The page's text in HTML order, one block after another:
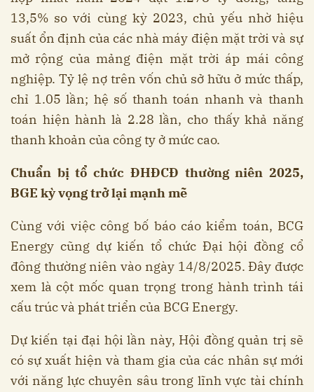
13,5% so với cùng kỳ 2023, chủ yếu nhờ hiệu
suất ổn định của các nhà máy điện mặt trời và sự
mở rộng của mảng điện mặt trời áp mái công
nghiệp. Tỷ lệ nợ trên vốn chủ sở hữu ở mức thấp,
chỉ 1.05 lần; hệ số thanh toán nhanh và thanh
toán hiện hành là 2.28 lần, cho thấy khả năng
thanh khoản của công ty ở mức cao.
Chuẩn bị tổ chức ĐHĐCĐ thường niên 2025,
BGE kỳ vọng trở lại mạnh mẽ
Cùng với việc công bố báo cáo kiểm toán, BCG
Energy cũng dự kiến tổ chức Đại hội đồng cổ
đông thường niên vào ngày 14/8/2025. Đây được
xem là cột mốc quan trọng trong hành trình tái
cấu trúc và phát triển của BCG Energy.
Dự kiến tại đại hội lần này, Hội đồng quản trị sẽ
có sự xuất hiện và tham gia của các nhân sự mới
với năng lực chuyên sâu trong lĩnh vực tài chính